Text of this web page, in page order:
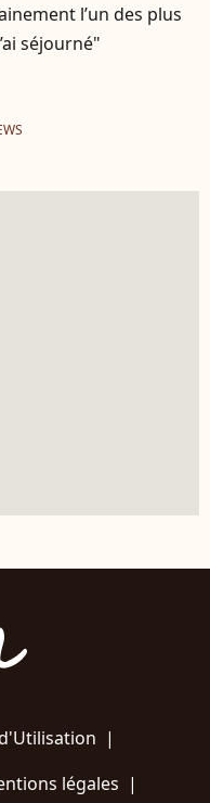
l’un des plus
séjourné"
|
légales |